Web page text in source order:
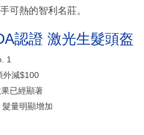
可熱的智利名莊。
認證 激光生髮頭盔
1
外減$100
已經顯著
量明顯增加